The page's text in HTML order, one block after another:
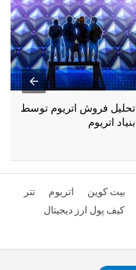
تحلیل فروش اتریوم توسط
بنیاد اتریوم
بیت کوین اتریوم
تتر
کیف پول ارز دیجیتال